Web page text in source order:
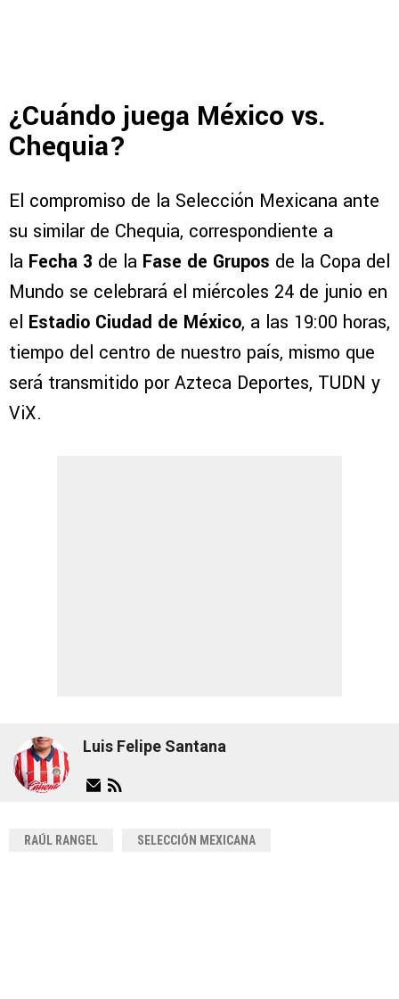
¿Cuándo juega México vs.
Chequia?
El compromiso de la Selección Mexicana ante
su similar de Chequia, correspondiente a
la Fecha 3 de la Fase de Grupos de la Copa del
Mundo se celebrará el miércoles 24 de junio en
el Estadio Ciudad de México, a las 19:00 horas,
tiempo del centro de nuestro país, mismo que
será transmitido por Azteca Deportes, TUDN y
ViX.
Luis Felipe Santana
RAÚL RANGEL SELECCIÓN MEXICANA